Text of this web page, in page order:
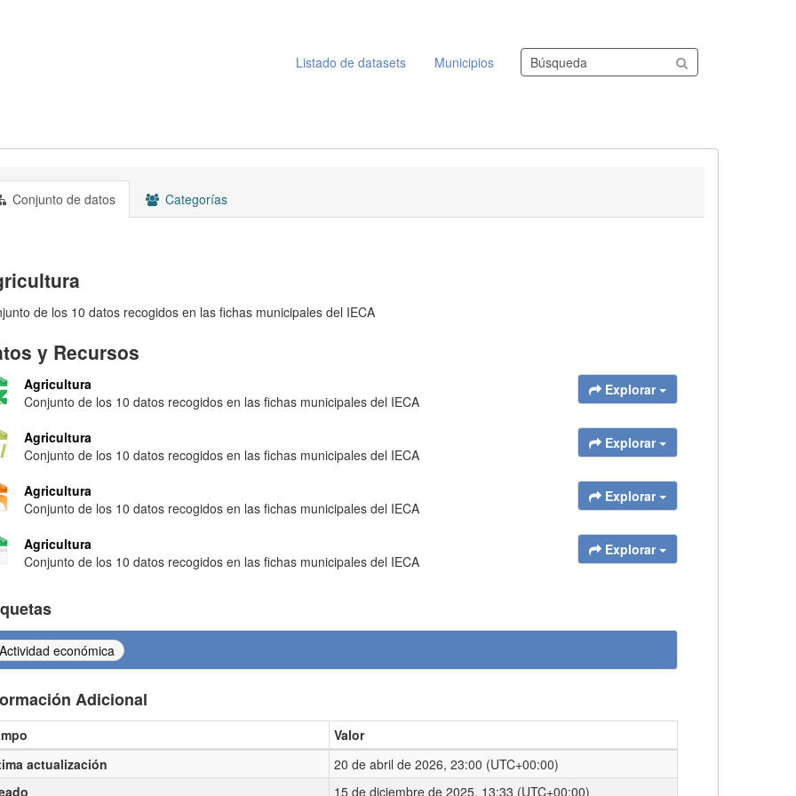
Listado de datasets
Municipios Buscar conjuntos de datos
Conjunto de datos Categorías
de los 10 datos recogidos en las fichas municipales del IECA
y Recursos
Agricultura
Conjunto de los 10 datos recogidos en las fichas municipales del IECA
Explorar
Agricultura
Conjunto de los 10 datos recogidos en las fichas municipales del IECA
Explorar
Agricultura
Conjunto de los 10 datos recogidos en las fichas municipales del IECA
Explorar
Agricultura
Conjunto de los 10 datos recogidos en las fichas municipales del IECA
Explorar
Actividad económica
Adicional
Adicional
Valor
actualización
20 de abril de 2026, 23:00 (UTC+00:00)
15 de diciembre de 2025, 13:33 (UTC+00:00)